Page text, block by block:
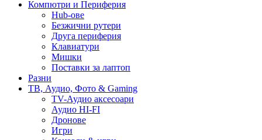
Компютри и Периферия
Hub-ове
Безжични рутери
Друга периферия
Клавиатури
Мишки
Поставки за лаптоп
Разни
ТВ, Аудио, Фото & Gaming
TV-Аудио аксесоари
Аудио HI-FI
Дронове
Игри